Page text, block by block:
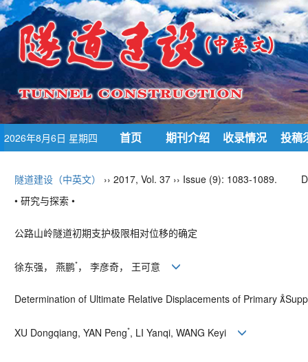
2026年8月6日 星期四 首页 期刊介绍 收录情况 投稿
隧道建设（中英文） ›› 2017, Vol. 37 ›› Issue (9): 1083-1089.
• 研究与探索 •
公路山岭隧道初期支护极限相对位移的确定
徐东强， 燕鹏*， 李彦奇， 王可意
Determination of Ultimate Relative Displacements of Primary
XU Dongqiang, YAN Peng*, LI Yanqi, WANG Keyi